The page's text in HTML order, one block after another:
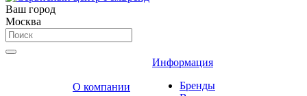
Ваш город
Москва
О компании
Информация
Бренды